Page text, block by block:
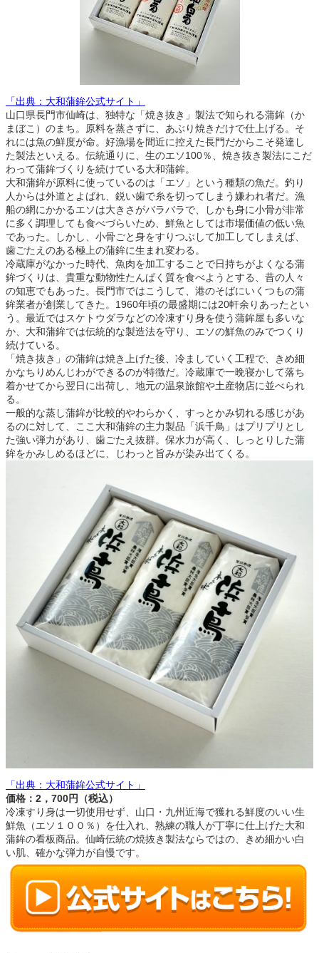
「出典：大和蒲鉾公式サイト」
山口県長門市仙崎は、独特な「焼き抜き」製法で知られる蒲鉾（か
まぼこ）のまち。原料を蒸さずに、あぶり焼きだけで仕上げる。そ
れには魚の鮮度が命。好漁場を間近に控えた長門だからこそ発達し
た製法といえる。伝統通りに、生のエソ100％、焼き抜き製法にこだ
わって蒲鉾づくりを続けている大和蒲鉾。
大和蒲鉾が原料に使っているのは「エソ」という種類の魚だ。釣り
人からは外道とよばれ、鋭い歯で糸を切ってしまう嫌われ者だ。漁
船の網にかかるエソは大きさがバラバラで、しかも身に小骨が非常
に多く調理しても食べづらいため、鮮魚としては市場価値の低い魚
であった。しかし、小骨ごと身をすりつぶして加工してしまえば、
歯ごたえのある極上の蒲鉾に生まれ変わる。
冷蔵庫がなかった時代、魚肉を加工することで日持ちがよくなる蒲
鉾づくりは、貴重な動物性たんぱく質を食べようとする、昔の人々
の知恵でもあった。長門市ではこうして、港のそばにいくつもの蒲
鉾業者が創業してきた。1960年頃の最盛期には20軒余りあったとい
う。最近ではスケトウダラなどの冷凍すり身を使う蒲鉾屋も多いな
か、大和蒲鉾では伝統的な製造法を守り、エソの鮮魚のみでつくり
続けている。
「焼き抜き」の蒲鉾は焼き上げた後、冷ましていく工程で、きめ細
かなちりめんじわができるのが特徴だ。冷蔵庫で一晩寝かして落ち
着かせてから翌日に出荷し、地元の温泉旅館や土産物店に並べられ
る。
一般的な蒸し蒲鉾が比較的やわらかく、すっとかみ切れる感じがあ
るのに対して、ここ大和蒲鉾の主力製品「浜千鳥」はプリプリとし
た強い弾力があり、歯ごたえ抜群。保水力が高く、しっとりした蒲
鉾をかみしめるほどに、じわっと旨みが染み出てくる。
「出典：大和蒲鉾公式サイト」
価格：2，700円（税込）
冷凍すり身は一切使用せず、山口・九州近海で獲れる鮮度のいい生
鮮魚（エソ１００％）を仕入れ、熟練の職人が丁寧に仕上げた大和
蒲鉾の看板商品。仙崎伝統の焼抜き製法ならではの、きめ細かい白
い肌、確かな弾力が自慢です。